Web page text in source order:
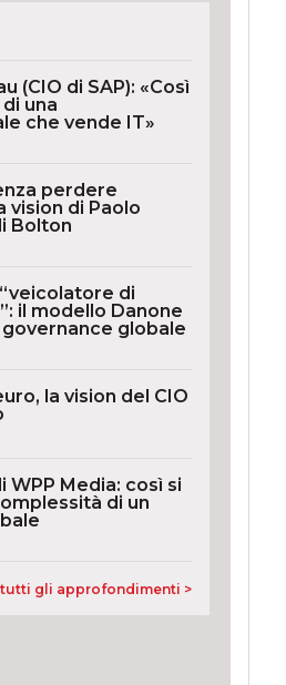
(CIO di SAP): «Così
una
che vende IT»
perdere
vision di Paolo
Bolton
“veicolatore di
il modello Danone
globale
la vision del CIO
WPP Media: così si
di un
gli approfondimenti >